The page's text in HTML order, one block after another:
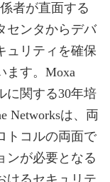
者が直面する
センタからデバ
ュリティを確保
ます。Moxa
に関する30年培
Networksは、両
トコルの両面で
ンが必要となる